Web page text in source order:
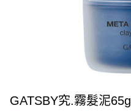
GATSBY究.霧髮泥65g